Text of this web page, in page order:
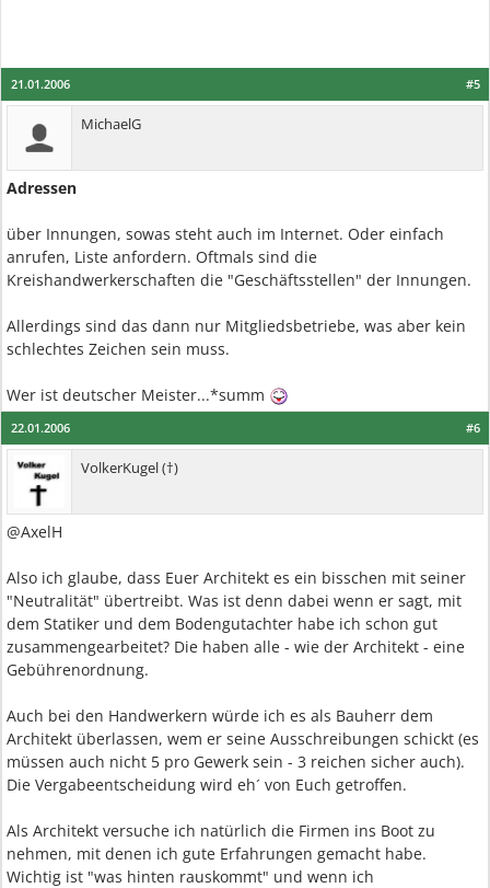
#5
21.01.2006
MichaelG
Adressen
über Innungen, sowas steht auch im Internet. Oder einfach
anrufen, Liste anfordern. Oftmals sind die
Kreishandwerkerschaften die "Geschäftsstellen" der Innungen.
Allerdings sind das dann nur Mitgliedsbetriebe, was aber kein
schlechtes Zeichen sein muss.
Wer ist deutscher Meister...*summ
#6
22.01.2006
VolkerKugel (†)
@AxelH
Also ich glaube, dass Euer Architekt es ein bisschen mit seiner
"Neutralität" übertreibt. Was ist denn dabei wenn er sagt, mit
dem Statiker und dem Bodengutachter habe ich schon gut
zusammengearbeitet? Die haben alle - wie der Architekt - eine
Gebührenordnung.
Auch bei den Handwerkern würde ich es als Bauherr dem
Architekt überlassen, wem er seine Ausschreibungen schickt (es
müssen auch nicht 5 pro Gewerk sein - 3 reichen sicher auch).
Die Vergabeentscheidung wird eh´ von Euch getroffen.
Als Architekt versuche ich natürlich die Firmen ins Boot zu
nehmen, mit denen ich gute Erfahrungen gemacht habe.
Wichtig ist "was hinten rauskommt" und wenn ich